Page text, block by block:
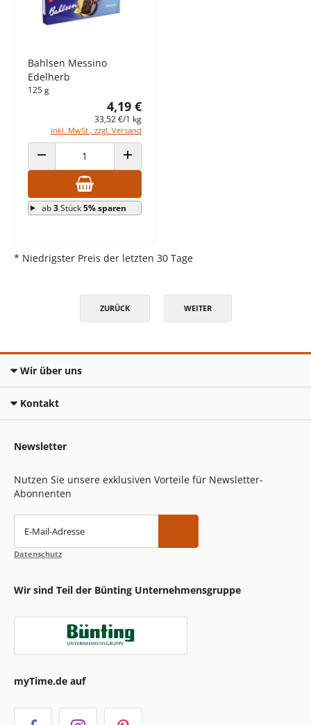
Bahlsen Messino
Edelherb
125 g
4,19 €
33,52 €/1 kg
inkl. MwSt., zzgl. Versand
ANZAHL VERRINGERN ANZAHL ERHÖHEN
ab3Stück5% sparen
* Niedrigster Preis der letzten 30 Tage
ZURÜCK WEITER
Wir über uns
Kontakt
Newsletter
Nutzen Sie unsere exklusiven Vorteile für Newsletter-
Abonnenten
E-Mail-Adresse
Datenschutz
Wir sind Teil der Bünting Unternehmensgruppe
myTime.de auf